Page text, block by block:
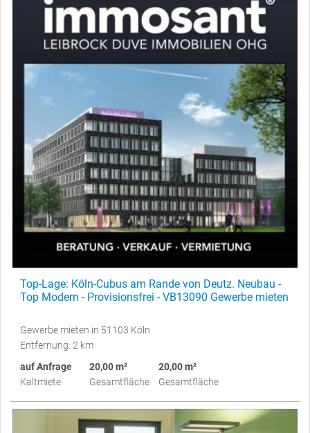
Top-Lage: Köln-Cubus am Rande von Deutz. Neubau -
Top Modern - Provisionsfrei - VB13090 Gewerbe mieten
Gewerbe mieten in 51103 Köln
Entfernung: 2 km
auf Anfrage
Kaltmiete
20,00 m²
Gesamtfläche
20,00 m²
Gesamtfläche